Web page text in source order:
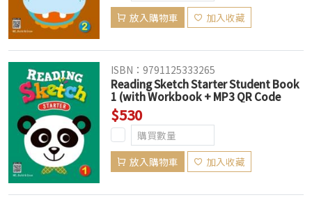
放入購物車 加入收藏
ISBN：9791125333265
Reading Sketch Starter Student Book
1 (with Workbook + MP3 QR Code
download)
$530
放入購物車 加入收藏